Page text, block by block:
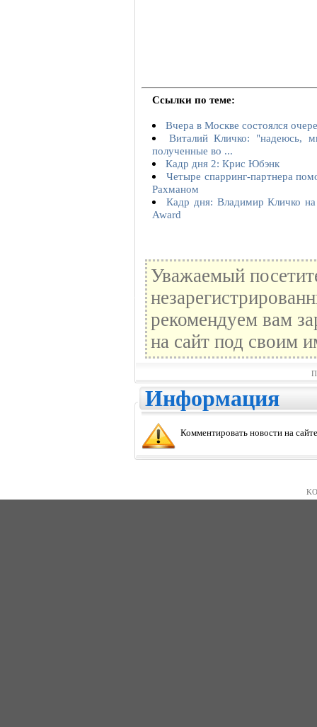
Ссылки по теме:
Вчера в Москве состоялся
Виталий Кличко: "надеюсь,
полученные во ...
Кадр дня 2: Крис Юбэнк
Четыре спарринг-партнера
Рахманом
Кадр дня: Владимир Кличко
Award
Уважаемый
рекомендуем вам
на сайт под своим
Информация
Комментировать новости на